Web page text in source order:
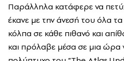
Παράλληλα κατάφερε να
έκανε με την άνεσή του όλα
κόλπα σε κάθε πιθανό και
και πρόλαβε μέσα σε μια ώρα